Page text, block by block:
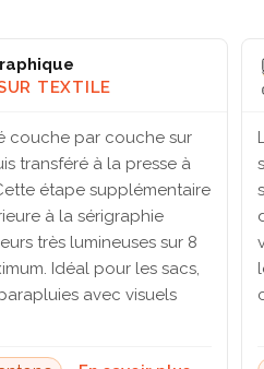
TEXTILE
couche par couche sur
transféré à la presse à
étape supplémentaire
à la sérigraphie
très lumineuses sur 8
Idéal pour les sacs,
avec visuels